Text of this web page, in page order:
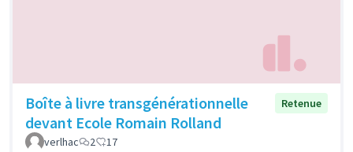
Boîte à livre transgénérationnelle
devant Ecole Romain Rolland
Retenue
verlhac 2 17